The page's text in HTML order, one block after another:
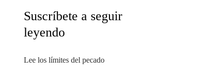
Suscríbete a seguir
leyendo
Lee los límites del pecado